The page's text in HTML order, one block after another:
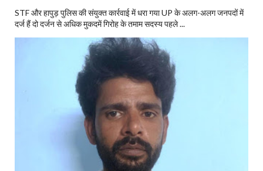
STF और हापुड़ पुलिस की संयुक्त कार्रवाई में धरा गया UP के अलग-अलग जनपदों में
दर्ज हैं दो दर्जन से अधिक मुकदमें गिरोह के तमाम सदस्य पहले ...